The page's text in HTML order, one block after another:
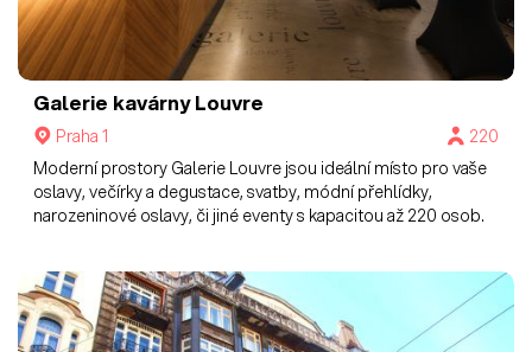
Galerie kavárny Louvre
Praha 1
220
Moderní prostory Galerie Louvre jsou ideální místo pro vaše
oslavy, večírky a degustace, svatby, módní přehlídky,
narozeninové oslavy, či jiné eventy s kapacitou až 220 osob.